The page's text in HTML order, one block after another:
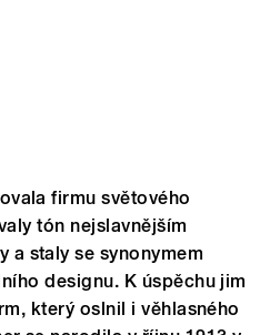
firmu světového
tón nejslavnějším
a staly se synonymem
designu. K úspěchu jim
který oslnil i věhlasného